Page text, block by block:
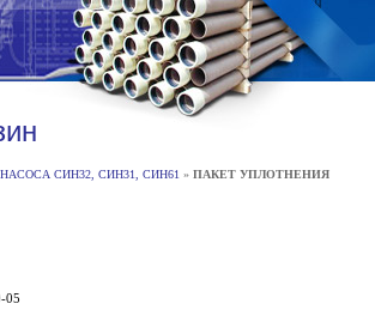
СИН32, СИН31, СИН61 » ПАКЕТ УПЛОТНЕНИЯ
05